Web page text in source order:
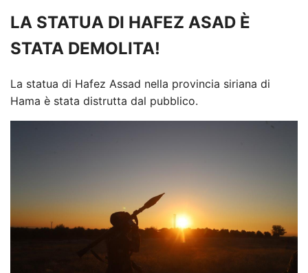
LA STATUA DI HAFEZ ASAD È
STATA DEMOLITA!
La statua di Hafez Assad nella provincia siriana di
Hama è stata distrutta dal pubblico.